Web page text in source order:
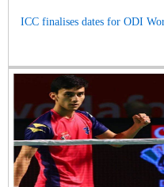
ICC finalises dates for ODI